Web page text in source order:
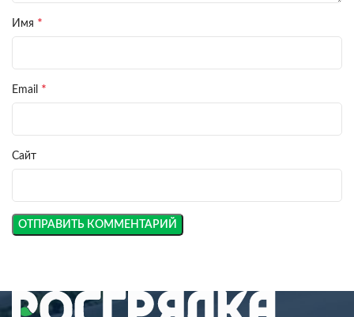
Имя *
Email *
Сайт